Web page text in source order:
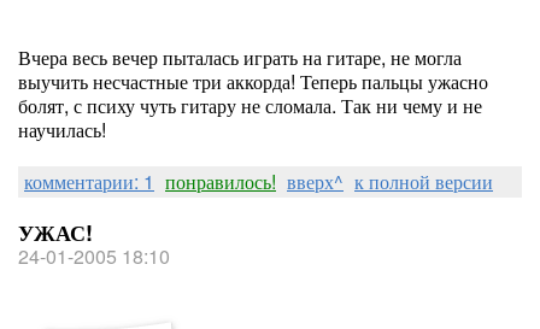
Вчера весь вечер пыталась играть на гитаре, не могла
выучить несчастные три аккорда! Теперь пальцы ужасно
болят, с психу чуть гитару не сломала. Так ни чему и не
научилась!
комментарии: 1 понравилось! вверх^ к полной версии
УЖАС!
24-01-2005 18:10